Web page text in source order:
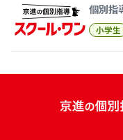
個別指
小学生